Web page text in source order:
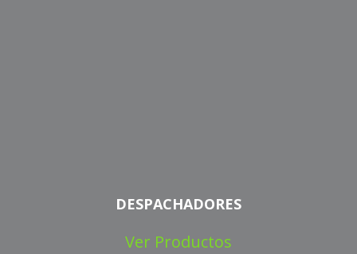
DESPACHADORES
Ver Productos